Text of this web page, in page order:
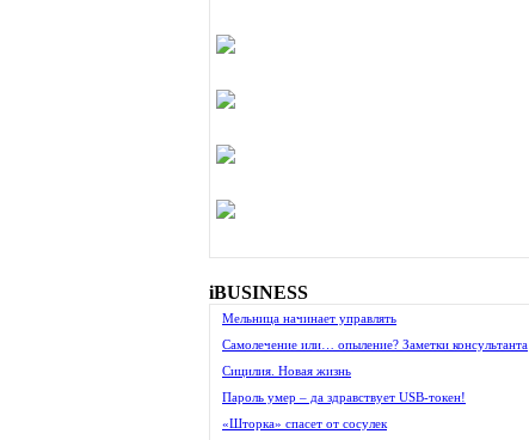
iBUSINESS
Мельница начинает управлять
Самолечение или… опыление? Заметки консультанта
Сицилия. Новая жизнь
Пароль умер – да здравствует USB-токен!
«Шторка» спасет от сосулек